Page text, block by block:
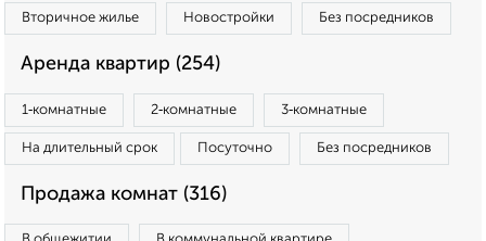
Вторичное жилье Новостройки Без посредников
Аренда квартир (254)
1‑комнатные 2‑комнатные 3‑комнатные
На длительный срок Посуточно Без посредников
Продажа комнат (316)